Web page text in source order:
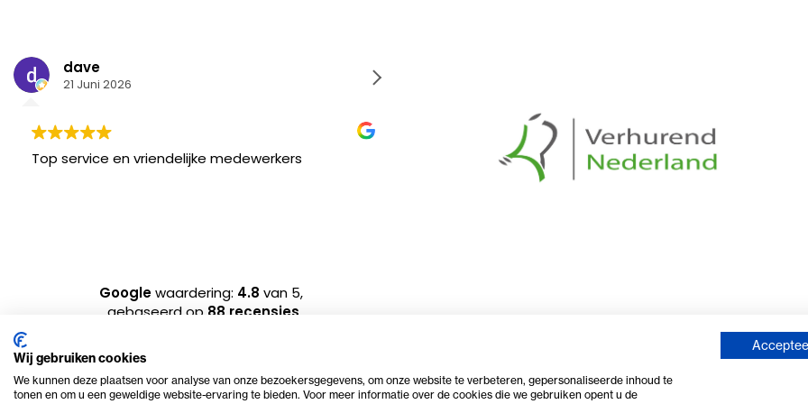
dave
21 Juni 2026
Top service en vriendelijke medewerkers Goede service, mooi materiaal. Erg tevreden.
Googlewaardering: 4.8 van 5,
gebaseerd op 88 recensies
Wij gebruiken cookies
We kunnen deze plaatsen voor analyse van onze bezoekersgegevens, om onze website te verbeteren, gepersonaliseerde inhoud te
tonen en om u een geweldige website-ervaring te bieden. Voor meer informatie over de cookies die we gebruiken opent u de